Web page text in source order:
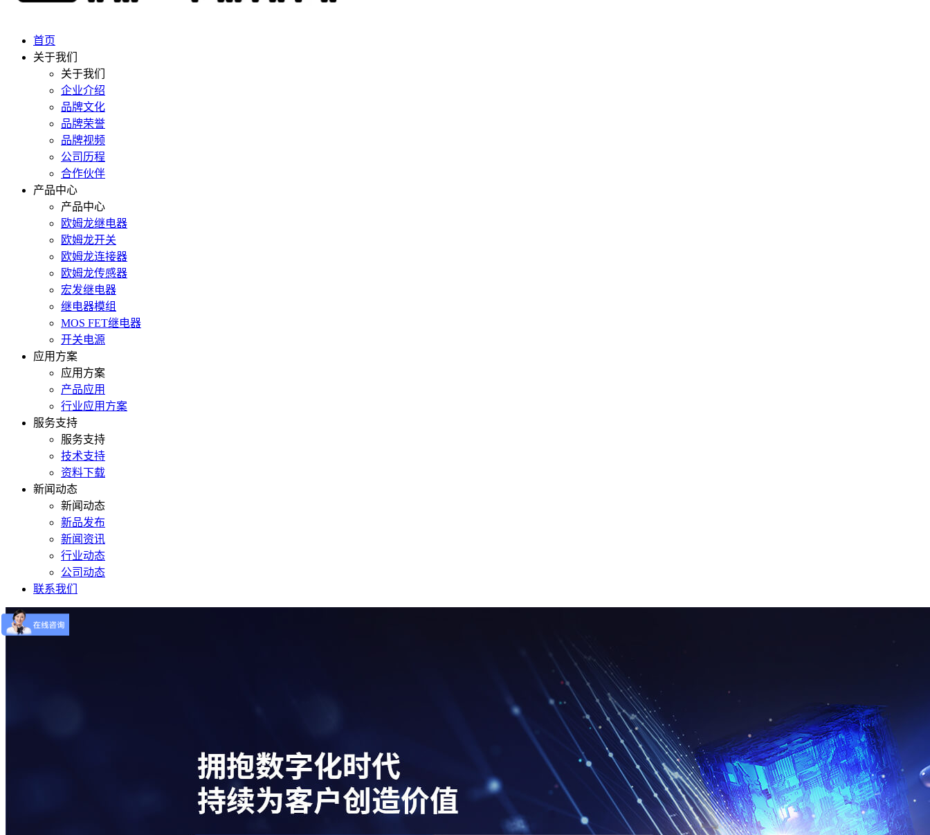
首页
关于我们
关于我们
企业介绍
品牌文化
品牌荣誉
品牌视频
公司历程
合作伙伴
产品中心
产品中心
欧姆龙继电器
欧姆龙开关
欧姆龙连接器
欧姆龙传感器
宏发继电器
继电器模组
MOS FET继电器
开关电源
应用方案
应用方案
产品应用
行业应用方案
服务支持
服务支持
技术支持
资料下载
新闻动态
新闻动态
新品发布
新闻资讯
行业动态
公司动态
联系我们